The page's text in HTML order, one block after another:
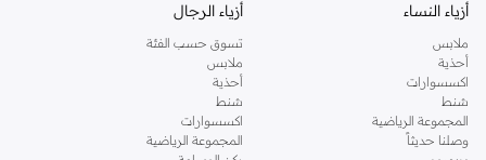
تصميم خفيف الوزن: خفيف بشكل مدهش بالنسبة لكمية التوسيد.
ثبات معزز: مصممة لخطوات آمنة ومستقرة.
أداء متين: مصممة لتحمل أصعب تمارينك.
تسوق هوكا في دبي، أبوظبي
زر متجرنا في دبي، أبوظبي أو تسوق عبر الإنترنت لأحدث موديلات هوكا. استمتع
أزياء النساء
ملابس
أحذية
اكسسوارات
شنط
المجموعة الرياضية
وصلنا حديثاً
أزياء الرجال
تسوق حسب الفئة
ملابس
أحذية
شنط
اكسسوارات
المجموعة الرياضية